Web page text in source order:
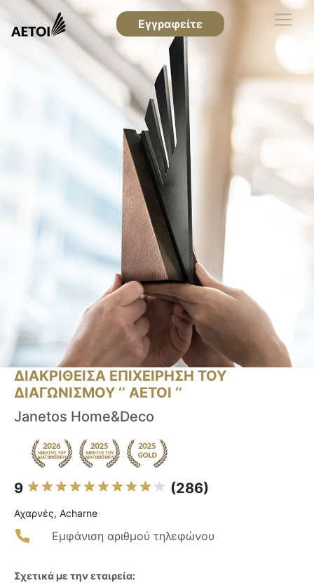
Εγγραφείτε
ΔΙΑΚΡΙΘΕΙΣΑ ΕΠΙΧΕΙΡΗΣΗ ΤΟΥ
ΔΙΑΓΩΝΙΣΜΟΥ ‘’ ΑΕΤΟΙ ‘’
Janetos Home&Deco
9 (286)
Αχαρνές, Acharne
Εμφάνιση αριθμού τηλεφώνου
Σχετικά με την εταιρεία: